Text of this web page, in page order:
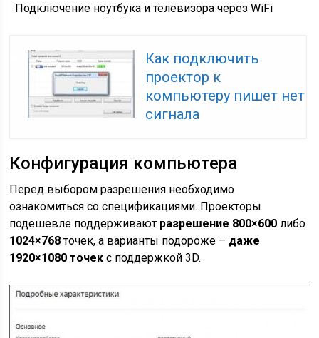
Подключение ноутбука и телевизора через WiFi
Как подключить
проектор к
компьютеру пишет нет
сигнала
Конфигурация компьютера
Перед выбором разрешения необходимо
ознакомиться со спецификациями. Проекторы
подешевле поддерживают разрешение 800×600 либо
1024×768точек, а варианты подороже – даже
1920×1080 точек с поддержкой 3D.